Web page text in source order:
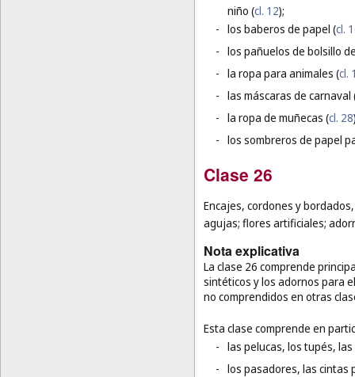
niño (cl. 12);
- los baberos de papel (cl.
- los pañuelos de bolsillo
- la ropa para animales (cl.
- las máscaras de carnaval
- la ropa de muñecas (cl. 28
- los sombreros de papel
Clase 26
Encajes, cordones y
agujas; flores artificiales;
Nota explicativa
La clase 26 comprende
sintéticos y los adornos para
no comprendidos en otras
Esta clase comprende en
- las pelucas, los tupés,
- los pasadores, las cintas